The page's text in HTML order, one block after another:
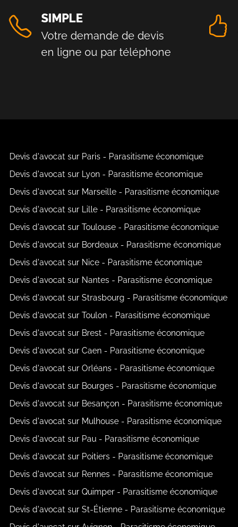
SIMPLE
Votre demande de devis
en ligne ou par téléphone
Devis d'avocat sur Paris - Parasitisme économique
Devis d'avocat sur Lyon - Parasitisme économique
Devis d'avocat sur Marseille - Parasitisme économique
Devis d'avocat sur Lille - Parasitisme économique
Devis d'avocat sur Toulouse - Parasitisme économique
Devis d'avocat sur Bordeaux - Parasitisme économique
Devis d'avocat sur Nice - Parasitisme économique
Devis d'avocat sur Nantes - Parasitisme économique
Devis d'avocat sur Strasbourg - Parasitisme économique
Devis d'avocat sur Toulon - Parasitisme économique
Devis d'avocat sur Brest - Parasitisme économique
Devis d'avocat sur Caen - Parasitisme économique
Devis d'avocat sur Orléans - Parasitisme économique
Devis d'avocat sur Bourges - Parasitisme économique
Devis d'avocat sur Besançon - Parasitisme économique
Devis d'avocat sur Mulhouse - Parasitisme économique
Devis d'avocat sur Pau - Parasitisme économique
Devis d'avocat sur Poitiers - Parasitisme économique
Devis d'avocat sur Rennes - Parasitisme économique
Devis d'avocat sur Quimper - Parasitisme économique
Devis d'avocat sur St-Étienne - Parasitisme économique